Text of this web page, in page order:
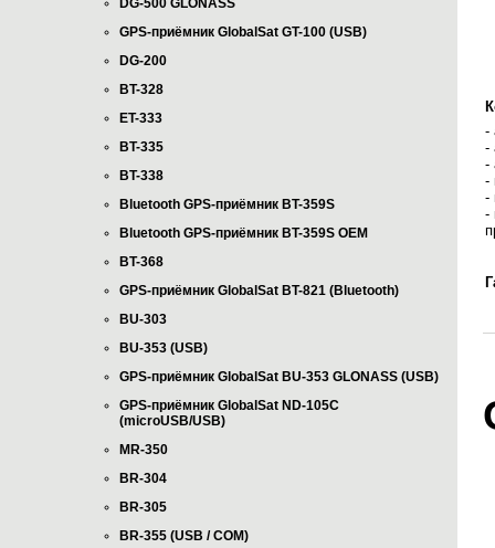
DG-500 GLONASS
GPS-приёмник GlobalSat GT-100 (USB)
DG-200
BT-328
ET-333
BT-335
BT-338
Bluetooth GPS-приёмник BT-359S
Bluetooth GPS-приёмник BT-359S OEM
BT-368
GPS-приёмник GlobalSat BT-821 (Bluetooth)
BU-303
BU-353 (USB)
GPS-приёмник GlobalSat BU-353 GLONASS (USB)
GPS-приёмник GlobalSat ND-105C
(microUSB/USB)
MR-350
BR-304
BR-305
BR-355 (USB / COM)
-
-
-
-
-
-